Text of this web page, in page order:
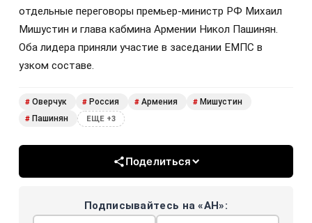
отдельные переговоры премьер-министр РФ Михаил
Мишустин и глава кабмина Армении Никол Пашинян.
Оба лидера приняли участие в заседании ЕМПС в
узком составе.
# Оверчук # Россия # Армения # Мишустин
# Пашинян ЕЩЕ +3
Поделиться
Подписывайтесь на «АН»: